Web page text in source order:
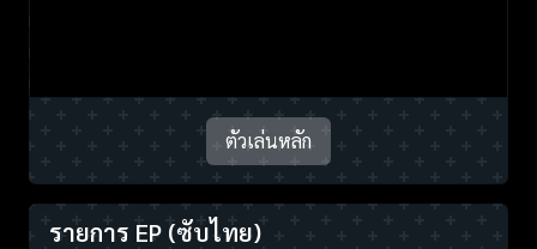
ตัวเล่นหลัก
รายการ EP (ซับไทย)